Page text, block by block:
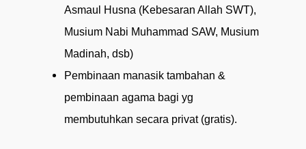
Asmaul Husna (Kebesaran Allah SWT),
Musium Nabi Muhammad SAW, Musium
Madinah, dsb)
Pembinaan manasik tambahan &
pembinaan agama bagi yg
membutuhkan secara privat (gratis).